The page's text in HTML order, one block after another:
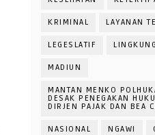
KRIMINAL LAYANAN
LEGESLATIF
MADIUN
MANTAN MENKO
DESAK PENEGAKAN
DIRJEN PAJAK DAN BEA
NASIONAL NGAWI